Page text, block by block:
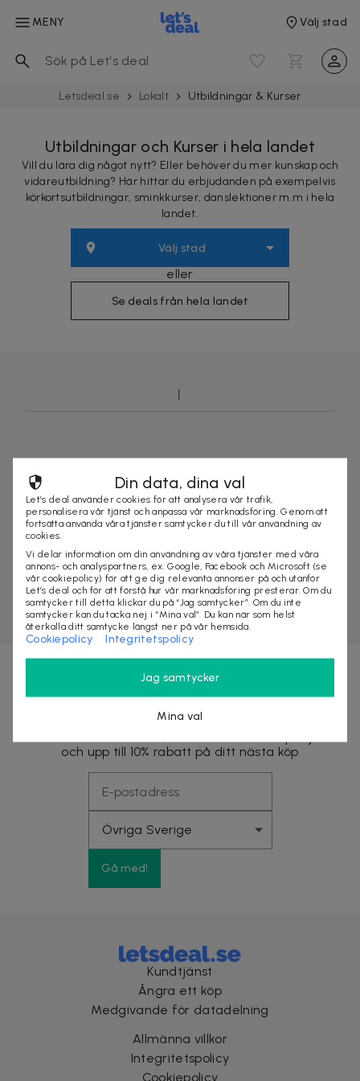
MENY Välj stad
Letsdeal.se Lokalt Utbild­ningar & Kurser
Utbildningar och Kurser i hela landet
Vill du lära dig något nytt? Eller behöver du mer kunskap och
vidareutbildning? Här hittar du erbjudanden på exempelvis
körkortsutbildningar, sminkkurser, danslektioner m.m i hela
landet.
Välj stad
eller
Se deals från hela landet
Nyhetsbrevet fyllt med fördelar
och upp till 10% rabatt på ditt nästa köp
Gå med!
Kundtjänst
Ångra ett köp
Medgivande för datadelning
Allmänna villkor
Integritetspolicy
Cookiepolicy
Din data, dina val
Let’s deal använder cookies för att analysera vår trafik,
personalisera vår tjänst och anpassa vår marknadsföring. Genom att
fortsätta använda våra tjänster samtycker du till vår användning av
cookies.
Vi delar information om din användning av våra tjänster med våra
annons- och analyspartners, ex. Google, Facebook och Microsoft (se
vår cookiepolicy) för att ge dig relevanta annonser på och utanför
Let’s deal och för att förstå hur vår marknadsföring presterar. Om du
samtycker till detta klickar du på “Jag samtycker”. Om du inte
samtycker kan du tacka nej i “Mina val”. Du kan när som helst
återkalla ditt samtycke längst ner på vår hemsida.
Cookiepolicy Integritetspolicy
Jag samtycker
Mina val